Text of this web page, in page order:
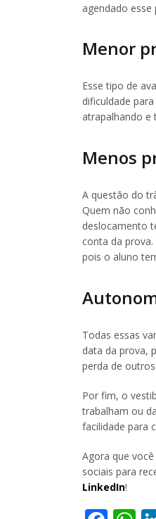
agendado
Menor
Esse tipo de
dificuldade
atrapalhando e
Menos
A questão do
Quem não
deslocamento
conta da
pois o aluno
Todas essas
data da prova,
perda de
Por fim, o
trabalham ou
facilidade para
Agora que
sociais para
LinkedIn!